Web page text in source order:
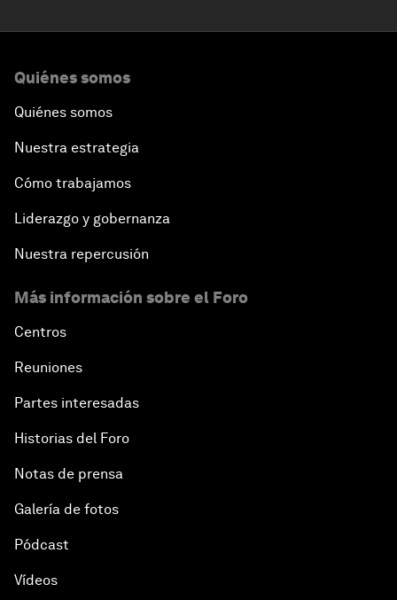
Quiénes somos
Quiénes somos
Nuestra estrategia
Cómo trabajamos
Liderazgo y gobernanza
Nuestra repercusión
Más información sobre el Foro
Centros
Reuniones
Partes interesadas
Historias del Foro
Notas de prensa
Galería de fotos
Pódcast
Vídeos